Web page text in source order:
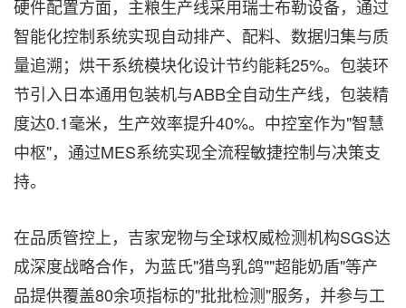
硬件配置方面，主粮生产线采用瑞士布勒设备，通过
智能化控制系统实现自动排产、配料、数据归集与质
量追溯；烘干系统模块化设计节约能耗25%。包装环
节引入日本通用包装机与ABB全自动生产线，包装精
度达0.1毫米，生产效率提升40%。中控室作为"智慧
中枢"，通过MES系统实现全流程敏捷控制与决策支
持。
在品质管控上，吉家宠物与全球权威检测机构SGS达
成深度战略合作，为蓝氏"猎鸟乳鸽""超能奶盾"等产
品提供覆盖80余项指标的"批批检测"服务，并参与工